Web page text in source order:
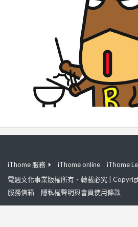
iThome 服務 iThome online
iThome
電週文化事業版權所有、轉載必究 |
服務信箱
隱私權聲明與會員使用條款